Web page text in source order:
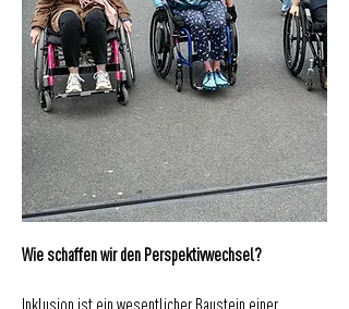
Wie schaffen wir den Perspektivwechsel?